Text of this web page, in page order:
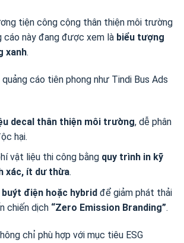
tiện công cộng thân thiện môi trường
cáo này đang được xem là biểu tượng
xanh.
cáo tiên phong như Tindi Bus Ads
decal thân thiện môi trường, dễ phân
hại.
vật liệu thi công bằng quy trình in kỹ
xác, ít dư thừa.
buýt điện hoặc hybridđể giảm phát thải
chiến dịch “Zero Emission Branding”.
chỉ phù hợp với mục tiêu ESG